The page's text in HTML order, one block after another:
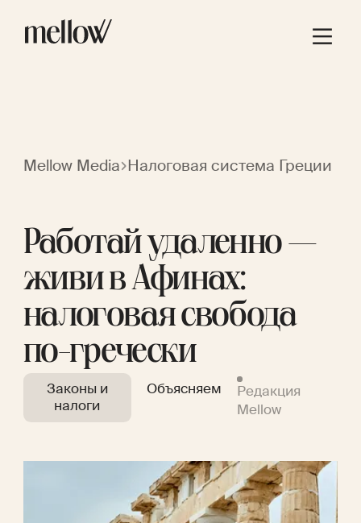
Mellow Media Налоговая система Греции
Работай удаленно —
живи в Афинах:
налоговая свобода
по-гречески
Законы и
налоги
Объясняем
Редакция
Mellow